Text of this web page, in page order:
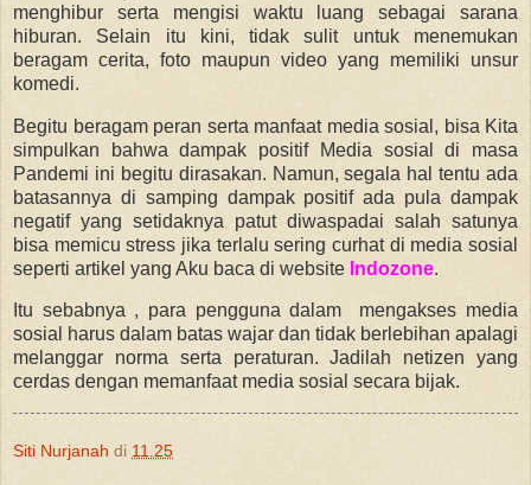
menghibur serta mengisi waktu luang sebagai sarana
hiburan. Selain itu kini, tidak sulit untuk menemukan
beragam cerita, foto maupun video yang memiliki unsur
komedi.
Begitu beragam peran serta manfaat media sosial, bisa Kita
simpulkan bahwa dampak positif Media sosial di masa
Pandemi ini begitu dirasakan. Namun, segala hal tentu ada
batasannya di samping dampak positif ada pula dampak
negatif yang setidaknya patut diwaspadai salah satunya
bisa memicu stress jika terlalu sering curhat di media sosial
seperti artikel yang Aku baca di website Indozone.
Itu sebabnya , para pengguna dalam mengakses media
sosial harus dalam batas wajar dan tidak berlebihan apalagi
melanggar norma serta peraturan. Jadilah netizen yang
cerdas dengan memanfaat media sosial secara bijak.
Siti Nurjanah di 11.25